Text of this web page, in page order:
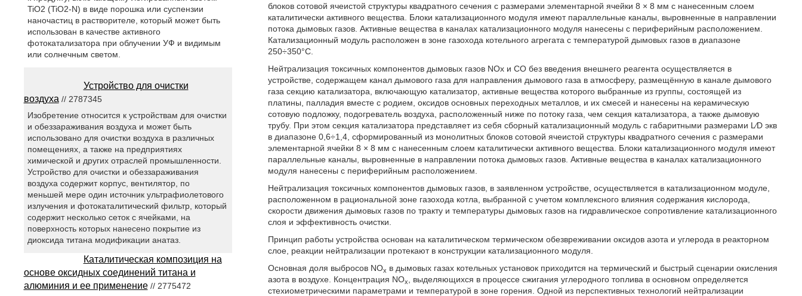
блоков сотовой ячеистой структуры квадратного сечения с размерами элементарной ячейки 8 × 8 мм с нанесенным слоем
каталитически активного вещества. Блоки катализационного модуля имеют параллельные каналы, выровненные в направлении
потока дымовых газов. Активные вещества в каналах катализационного модуля нанесены с периферийным расположением.
Катализационный модуль расположен в зоне газохода котельного агрегата с температурой дымовых газов в диапазоне
250÷350°C.
Нейтрализация токсичных компонентов дымовых газов NOx и СО без введения внешнего реагента осуществляется в
устройстве, содержащем канал дымового газа для направления дымового газа в атмосферу, размещённую в канале дымового
газа секцию катализатора, включающую катализатор, активные вещества которого выбранные из группы, состоящей из
платины, палладия вместе с родием, оксидов основных переходных металлов, и их смесей и нанесены на керамическую
сотовую подложку, подогреватель воздуха, расположенный ниже по потоку газа, чем секция катализатора, а также дымовую
трубу. При этом секция катализатора представляет из себя сборный катализационный модуль с габаритными размерами L⁄D экв
в диапазоне 0,6÷1,4, сформированный из монолитных блоков сотовой ячеистой структуры квадратного сечения с размерами
элементарной ячейки 8 × 8 мм с нанесенным слоем каталитически активного вещества. Блоки катализационного модуля имеют
параллельные каналы, выровненные в направлении потока дымовых газов. Активные вещества в каналах катализационного
модуля нанесены с периферийным расположением.
Нейтрализация токсичных компонентов дымовых газов, в заявленном устройстве, осуществляется в катализационном модуле,
расположенном в рациональной зоне газохода котла, выбранной с учетом комплексного влияния содержания кислорода,
скорости движения дымовых газов по тракту и температуры дымовых газов на гидравлическое сопротивление катализационного
слоя и эффективность очистки.
Принцип работы устройства основан на каталитическом термическом обезвреживании оксидов азота и углерода в реакторном
слое, реакции нейтрализации протекают в конструкции катализационного модуля.
Основная доля выбросов NOх в дымовых газах котельных установок приходится на термический и быстрый сценарии окисления
азота в воздухе. Концентрация NOх
, выделяющихся в процессе сжигания углеродного топлива в основном определяется
стехиометрическими параметрами и температурой в зоне горения. Одной из перспективных технологий нейтрализации
TiO2 (TiO2-N) в виде порошка или суспензии
наночастиц в растворителе, который может быть
использован в качестве активного
фотокатализатора при облучении УФ и видимым
или солнечным светом.
Устройство для очистки
воздуха // 2787345
Изобретение относится к устройствам для очистки
и обеззараживания воздуха и может быть
использовано для очистки воздуха в различных
помещениях, а также на предприятиях
химической и других отраслей промышленности.
Устройство для очистки и обеззараживания
воздуха содержит корпус, вентилятор, по
меньшей мере один источник ультрафиолетового
излучения и фотокаталитический фильтр, который
содержит несколько сеток с ячейками, на
поверхность которых нанесено покрытие из
диоксида титана модификации анатаз.
Каталитическая композиция на
основе оксидных соединений титана и
алюминия и ее применение// 2775472